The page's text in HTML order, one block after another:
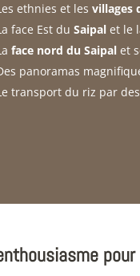
ethnies et les villages
face Est du Saipalet le
face nord du Saipalet
panoramas
transport du riz par des